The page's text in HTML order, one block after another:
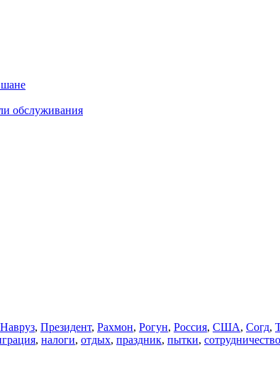
обслуживания
Навруз, Президент, Рахмон, Рогун, Россия, США, Согд,
, налоги, отдых, праздник, пытки, сотрудничество